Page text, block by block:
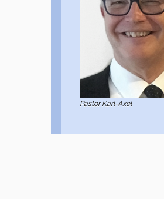
Pastor Karl-Axel